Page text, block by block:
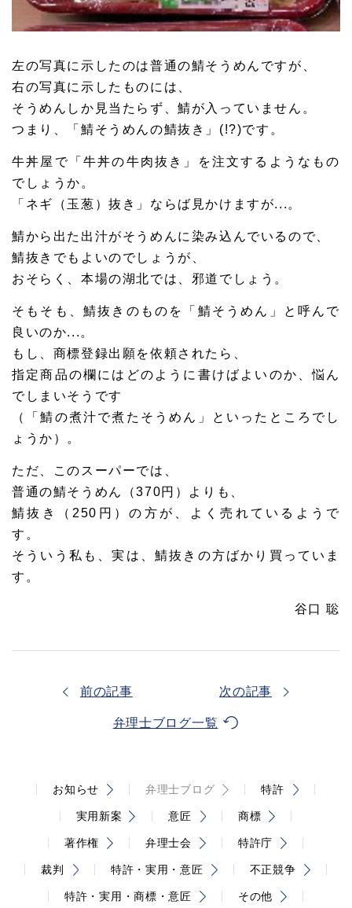
左の写真に示したのは普通の鯖そうめんですが、
右の写真に示したものには、
そうめんしか見当たらず、鯖が入っていません。
つまり、「鯖そうめんの鯖抜き」(!?)です。
牛丼屋で「牛丼の牛肉抜き」を注文するようなもの
でしょうか。
「ネギ（玉葱）抜き」ならば見かけますが...。
鯖から出た出汁がそうめんに染み込んでいるので、
鯖抜きでもよいのでしょうが、
おそらく、本場の湖北では、邪道でしょう。
そもそも、鯖抜きのものを「鯖そうめん」と呼んで
良いのか...。
もし、商標登録出願を依頼されたら、
指定商品の欄にはどのように書けばよいのか、悩ん
でしまいそうです
（「鯖の煮汁で煮たそうめん」といったところでし
ょうか）。
ただ、このスーパーでは、
普通の鯖そうめん（370円）よりも、
鯖抜き（250円）の方が、よく売れているようで
す。
そういう私も、実は、鯖抜きの方ばかり買っていま
す。
谷口 聡
前の記事
弁理士ブログ一覧
次の記事
お知らせ 弁理士ブログ 特許
実用新案 意匠 商標
著作権 弁理士会 特許庁
裁判 特許・実用・意匠 不正競争
特許・実用・商標・意匠 その他